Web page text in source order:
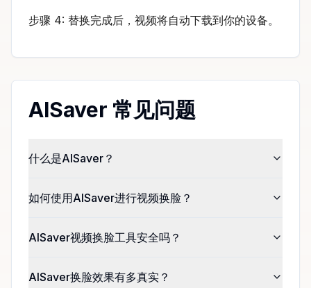
步骤 4: 替换完成后，视频将自动下载到你的设备。
AISaver 常见问题
什么是AISaver？
如何使用AISaver进行视频换脸？
AISaver视频换脸工具安全吗？
AISaver换脸效果有多真实？